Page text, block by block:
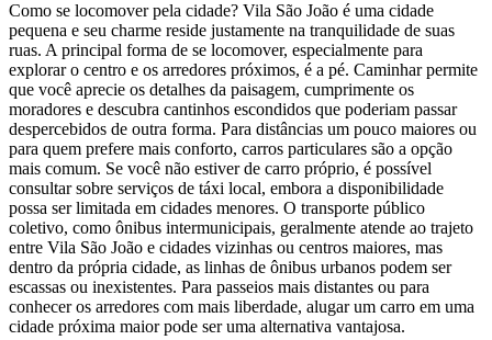
Como se locomover pela cidade? Vila São João é uma cidade
pequena e seu charme reside justamente na tranquilidade de suas
ruas. A principal forma de se locomover, especialmente para
explorar o centro e os arredores próximos, é a pé. Caminhar permite
que você aprecie os detalhes da paisagem, cumprimente os
moradores e descubra cantinhos escondidos que poderiam passar
despercebidos de outra forma. Para distâncias um pouco maiores ou
para quem prefere mais conforto, carros particulares são a opção
mais comum. Se você não estiver de carro próprio, é possível
consultar sobre serviços de táxi local, embora a disponibilidade
possa ser limitada em cidades menores. O transporte público
coletivo, como ônibus intermunicipais, geralmente atende ao trajeto
entre Vila São João e cidades vizinhas ou centros maiores, mas
dentro da própria cidade, as linhas de ônibus urbanos podem ser
escassas ou inexistentes. Para passeios mais distantes ou para
conhecer os arredores com mais liberdade, alugar um carro em uma
cidade próxima maior pode ser uma alternativa vantajosa.